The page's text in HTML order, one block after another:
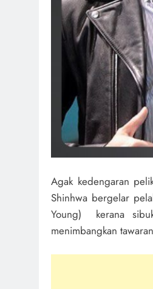
Agak kedengaran
Shinhwa bergelar
Young) kerana
menimbangkan